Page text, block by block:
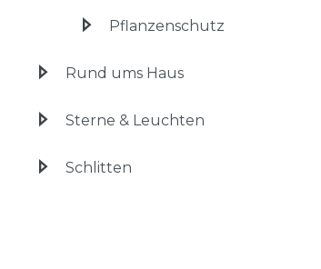
Pflanzenschutz
Rund ums Haus
Sterne & Leuchten
Schlitten